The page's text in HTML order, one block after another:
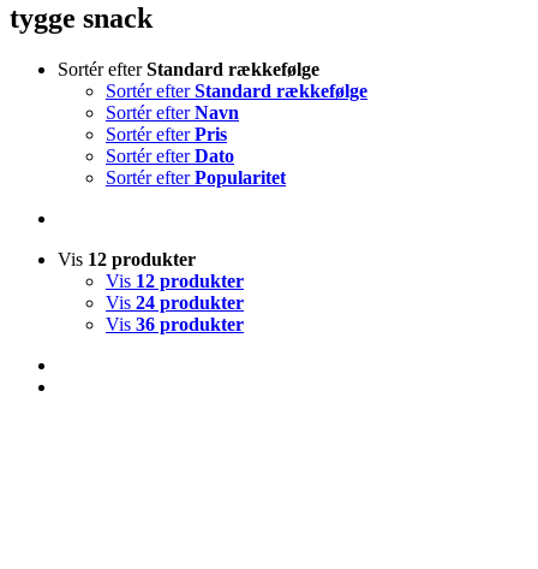
tygge snack
Sortér efterStandard rækkefølge
Sortér efterStandard rækkefølge
Sortér efterNavn
Sortér efterPris
Sortér efterDato
Sortér efterPopularitet
Vis 12 produkter
Vis 12 produkter
Vis 24 produkter
Vis 36 produkter